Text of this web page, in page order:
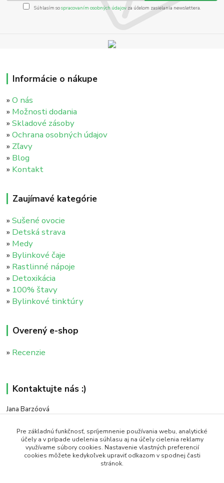
Súhlasím sospracovaním osobných údajov za účelom zasielania newslettera.
Informácie o nákupe
»O nás
» Možnosti dodania
»Skladové zásoby
»Ochrana osobných údajov
» Zľavy
» Blog
» Kontakt
Zaujímavé kategórie
»Sušené ovocie
» Detská strava
» Medy
» Bylinkové čaje
» Rastlinné nápoje
» Detoxikácia
» 100% štavy
» Bylinkové tinktúry
Overený e-shop
» Recenzie
Kontaktujte nás :)
Jana Barzóová
(PO - PIA, 8:00 - 18:00)
objednavky@naturaj.sk
Pre základnú funkčnosť, spríjemnenie používania webu, analytické
účely a v prípade udelenia súhlasu aj na účely cielenia reklamy
využívame súbory cookies. Nastavenie vlastných preferencií
cookies môžete kedykoľvek upraviť odkazom v spodnej časti
stránok.